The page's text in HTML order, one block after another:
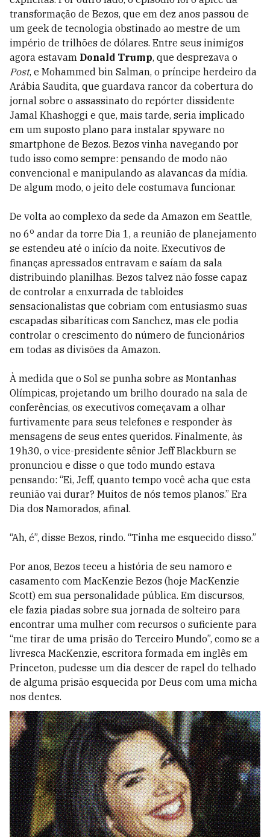
transformação de Bezos, que em dez anos passou de
um geek de tecnologia obstinado ao mestre de um
império de trilhões de dólares. Entre seus inimigos
agora estavam Donald Trump, que desprezava o
Post, e Mohammed bin Salman, o príncipe herdeiro da
Arábia Saudita, que guardava rancor da cobertura do
jornal sobre o assassinato do repórter dissidente
Jamal Khashoggi e que, mais tarde, seria implicado
em um suposto plano para instalar spyware no
smartphone de Bezos. Bezos vinha navegando por
tudo isso como sempre: pensando de modo não
convencional e manipulando as alavancas da mídia.
De algum modo, o jeito dele costumava funcionar.
De volta ao complexo da sede da Amazon em Seattle,
no 6o andar da torre Dia 1, a reunião de planejamento
se estendeu até o início da noite. Executivos de
finanças apressados entravam e saíam da sala
distribuindo planilhas. Bezos talvez não fosse capaz
de controlar a enxurrada de tabloides
sensacionalistas que cobriam com entusiasmo suas
escapadas sibaríticas com Sanchez, mas ele podia
controlar o crescimento do número de funcionários
em todas as divisões da Amazon.
À medida que o Sol se punha sobre as Montanhas
Olímpicas, projetando um brilho dourado na sala de
conferências, os executivos começavam a olhar
furtivamente para seus telefones e responder às
mensagens de seus entes queridos. Finalmente, às
19h30, o vice-presidente sênior Jeff Blackburn se
pronunciou e disse o que todo mundo estava
pensando: “Ei, Jeff, quanto tempo você acha que esta
reunião vai durar? Muitos de nós temos planos.” Era
Dia dos Namorados, afinal.
“Ah, é”, disse Bezos, rindo. “Tinha me esquecido disso.”
Por anos, Bezos teceu a história de seu namoro e
casamento com Mac­Kenzie Bezos (hoje MacKenzie
Scott) em sua personalidade pública. Em discursos,
ele fazia piadas sobre sua jornada de solteiro para
encontrar uma mulher com recursos o suficiente para
“me tirar de uma prisão do Terceiro Mundo”, como se a
livresca MacKenzie, escritora formada em inglês em
Princeton, pudesse um dia descer de rapel do telhado
de alguma prisão esquecida por Deus com uma micha
nos dentes.